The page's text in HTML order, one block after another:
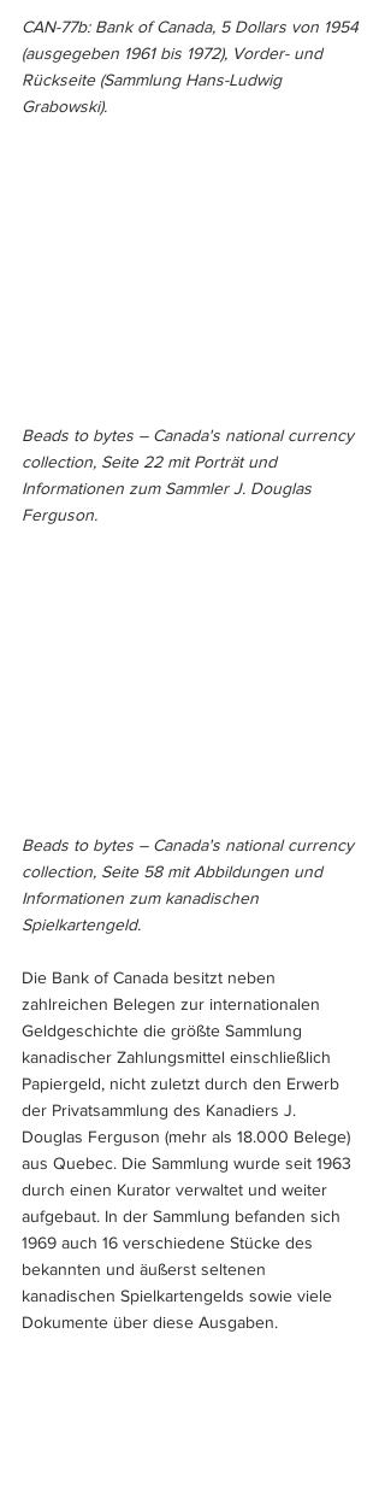
CAN-77b: Bank of Canada, 5 Dollars von 1954
(ausgegeben 1961 bis 1972), Vorder- und
Rückseite (Sammlung Hans-Ludwig
Grabowski).
Beads to bytes – Canada's national currency
collection, Seite 22 mit Porträt und
Informationen zum Sammler J. Douglas
Ferguson.
Beads to bytes – Canada's national currency
collection, Seite 58 mit Abbildungen und
Informationen zum kanadischen
Spielkartengeld.
Die Bank of Canada besitzt neben
zahlreichen Belegen zur internationalen
Geldgeschichte die größte Sammlung
kanadischer Zahlungsmittel einschließlich
Papiergeld, nicht zuletzt durch den Erwerb
der Privatsammlung des Kanadiers J.
Douglas Ferguson (mehr als 18.000 Belege)
aus Quebec. Die Sammlung wurde seit 1963
durch einen Kurator verwaltet und weiter
aufgebaut. In der Sammlung befanden sich
1969 auch 16 verschiedene Stücke des
bekannten und äußerst seltenen
kanadischen Spielkartengelds sowie viele
Dokumente über diese Ausgaben.